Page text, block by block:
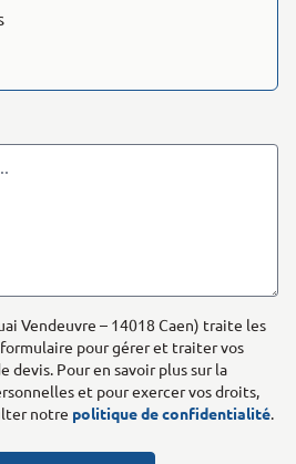
Vendeuvre – 14018 Caen) traite les
pour gérer et traiter vos
devis. Pour en savoir plus sur la
et pour exercer vos droits,
notre politique de confidentialité.